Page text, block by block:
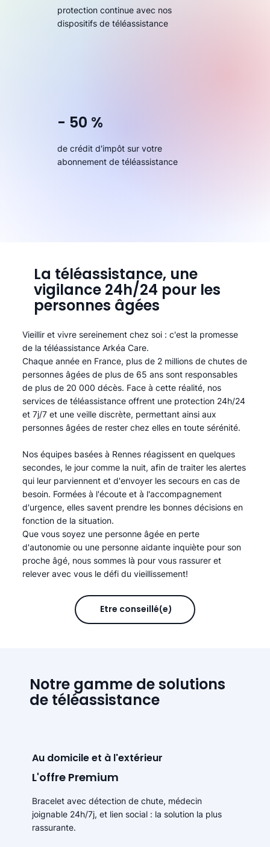
protection continue avec nos
dispositifs de téléassistance
- 50 %
de crédit d'impôt sur votre
abonnement de téléassistance
La téléassistance, une
vigilance 24h/24 pour les
personnes âgées
Vieillir et vivre sereinement chez soi : c'est la promesse
de la téléassistance Arkéa Care.
Chaque année en France, plus de 2 millions de chutes de
personnes âgées de plus de 65 ans sont responsables
de plus de 20 000 décès. Face à cette réalité, nos
services de téléassistance offrent une protection 24h/24
et 7j/7 et une veille discrète, permettant ainsi aux
personnes âgées de rester chez elles en toute sérénité.​
Nos équipes basées à Rennes réagissent en quelques
secondes, le jour comme la nuit, afin de traiter les alertes
qui leur parviennent et d'envoyer les secours en cas de
besoin. Formées à l'écoute et à l'accompagnement
d'urgence, elles savent prendre les bonnes décisions en
fonction de la situation.
Que vous soyez une personne âgée en perte
d'autonomie ou une personne aidante inquiète pour son
proche âgé, nous sommes là pour vous rassurer et
relever avec vous le défi du vieillissement!
Être conseillé(e)
Notre gamme de solutions
de téléassistance
Au domicile et à l'extérieur
L'offre Premium
Bracelet avec détection de chute, médecin
joignable 24h/7j, et lien social : la solution la plus
rassurante.